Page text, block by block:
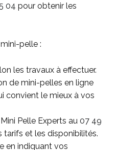
04 pour obtenir les
pelle :
les travaux à effectuer.
de mini-pelles en ligne
convient le mieux à vos
Pelle Experts au 07 49
tarifs et les disponibilités.
en indiquant vos